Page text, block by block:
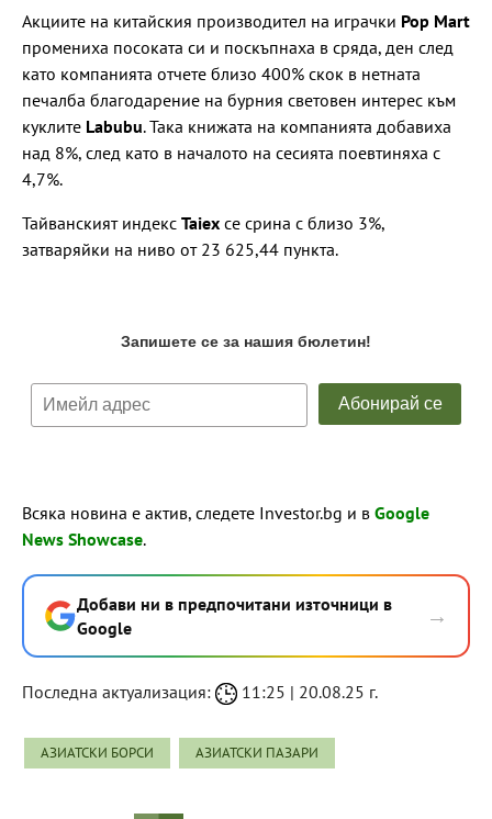
Акциите на китайския производител на играчки Pop Mart
промениха посоката си и поскъпнаха в сряда, ден след
като компанията отчете близо 400% скок в нетната
печалба благодарение на бурния световен интерес към
куклите Labubu. Така книжата на компанията добавиха
над 8%, след като в началото на сесията поевтиняха с
4,7%.
Тайванският индекс Taiex се срина с близо 3%,
затваряйки на ниво от 23 625,44 пункта.
Всяка новина е актив, следете Investor.bg и в Google
News Showcase.
Добави ни в предпочитани източници в
Google
→
Последна актуализация: 11:25 | 20.08.25 г.
АЗИАТСКИ БОРСИ АЗИАТСКИ ПАЗАРИ